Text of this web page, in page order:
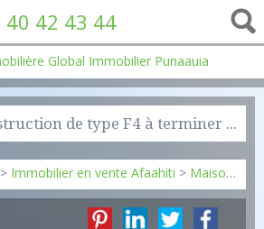
40 42 43 44
2022/314 - Construction de type F4 à terminer - 27 500 000 xpf
> Immobilier en vente Afaahiti > Maison Individuelle en vente Afaahiti